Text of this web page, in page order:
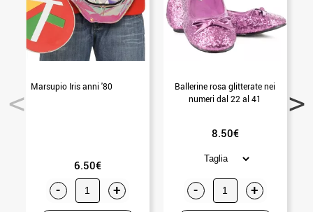
Marsupio Iris anni '80
6.50€
- +
Ballerine rosa glitterate nei
numeri dal 22 al 41
8.50€
- +